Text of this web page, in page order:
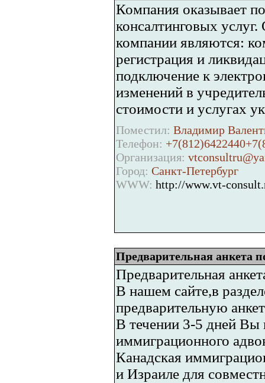
Компания оказывает
консалтинговых
компании являются:
регистрация и
подключение к
изменений в
стоимости и услугах
Поместил: Владимир
Телефон:
Организация:
Город: Санкт-Петербург
WWW: http://www.vt-
Предварительная анкета
Предварительная
В нашем сайте,в
предварительную
В течении 3-5 дней Вы
иммиграционного
Канадская
и Израиле для